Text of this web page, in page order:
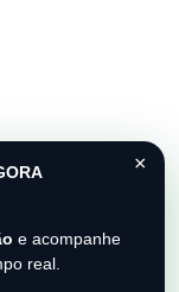
×
e acompanhe
real.